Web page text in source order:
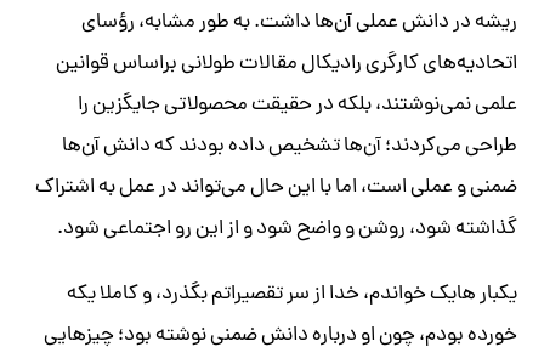
ریشه در دانش عملی آن‌ها داشت. به طور مشابه، رؤسای
اتحادیه‌های کارگری رادیکال مقالات طولانی براساس قوانین
علمی نمی‌نوشتند، بلکه در حقیقت محصولاتی جایگزین را
طراحی می‌کردند؛ آن‌ها تشخیص داده بودند که دانش آن‌ها
ضمنی و عملی است، اما با این حال می‌تواند در عمل به اشتراک
گذاشته شود، روشن و واضح شود و از این رو اجتماعی شود.
یکبار هایک خواندم، خدا از سر تقصیراتم بگذرد، و کاملا یکه
خورده بودم، چون او درباره دانش ضمنی نوشته بود؛ چیزهایی